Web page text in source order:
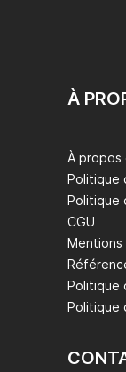
À
À propos
Politique
Politique
CGU
Mentions
Politique
Politique